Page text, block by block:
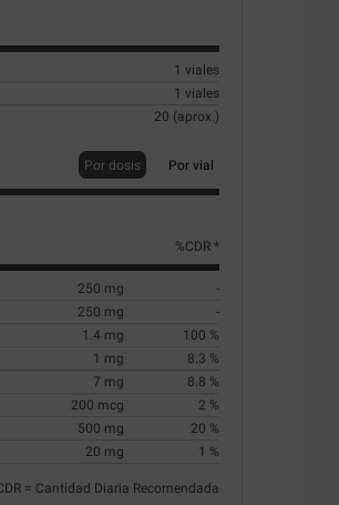
1 viales
1 viales
20 (aprox.)
Por dosis Por vial
%CDR *
250 mg
-
250 mg
-
1.4 mg
100 %
1 mg
8.3 %
7 mg
8.8 %
200 mcg
2 %
500 mg
20 %
20 mg 1 %
= Cantidad Diaria Recomendada